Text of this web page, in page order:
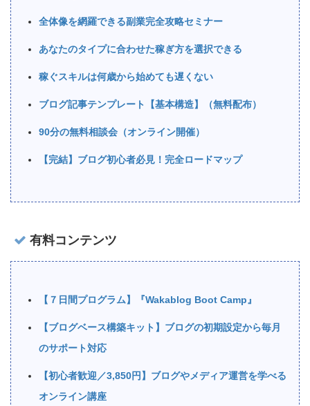
全体像を網羅できる副業完全攻略セミナー
あなたのタイプに合わせた稼ぎ方を選択できる
稼ぐスキルは何歳から始めても遅くない
ブログ記事テンプレート【基本構造】（無料配布）
90分の無料相談会（オンライン開催）
【完結】ブログ初心者必見！完全ロードマップ
有料コンテンツ
【７日間プログラム】『Wakablog Boot Camp』
【ブログベース構築キット】ブログの初期設定から毎月
のサポート対応
【初心者歓迎／3,850円】ブログやメディア運営を学べる
オンライン講座